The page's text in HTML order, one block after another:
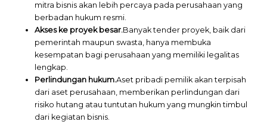
mitra bisnis akan lebih percaya pada perusahaan yang
berbadan hukum resmi.
Akses ke proyek besar.Banyak tender proyek, baik dari
pemerintah maupun swasta, hanya membuka
kesempatan bagi perusahaan yang memiliki legalitas
lengkap.
Perlindungan hukum.Aset pribadi pemilik akan terpisah
dari aset perusahaan, memberikan perlindungan dari
risiko hutang atau tuntutan hukum yang mungkin timbul
dari kegiatan bisnis.